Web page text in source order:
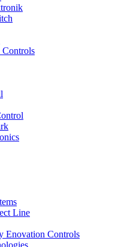
Line
Enovation Controls